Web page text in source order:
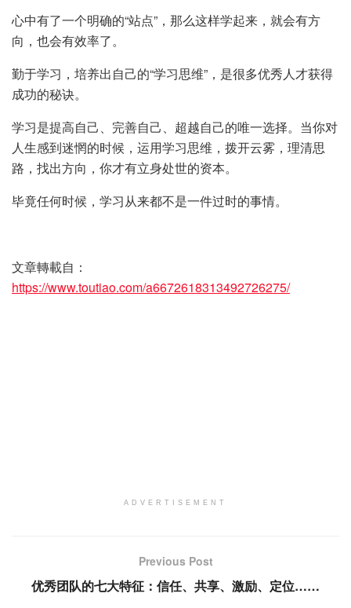
心中有了一个明确的“站点”，那么这样学起来，就会有方
向，也会有效率了。
勤于学习，培养出自己的“学习思维”，是很多优秀人才获得
成功的秘诀。
学习是提高自己、完善自己、超越自己的唯一选择。当你对
人生感到迷惘的时候，运用学习思维，拨开云雾，理清思
路，找出方向，你才有立身处世的资本。
毕竟任何时候，学习从来都不是一件过时的事情。
文章轉載自：
https://www.toutiao.com/a6672618313492726275/
ADVERTISEMENT
Previous Post
优秀团队的七大特征：信任、共享、激励、定位……